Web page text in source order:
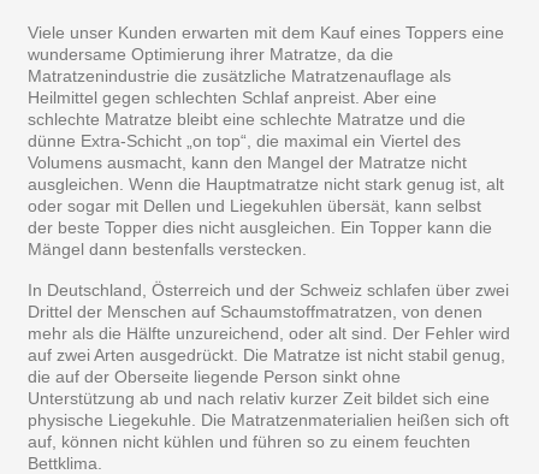
Viele unser Kunden erwarten mit dem Kauf eines Toppers eine
wundersame Optimierung ihrer Matratze, da die
Matratzenindustrie die zusätzliche Matratzenauflage als
Heilmittel gegen schlechten Schlaf anpreist. Aber eine
schlechte Matratze bleibt eine schlechte Matratze und die
dünne Extra-Schicht „on top“, die maximal ein Viertel des
Volumens ausmacht, kann den Mangel der Matratze nicht
ausgleichen. Wenn die Hauptmatratze nicht stark genug ist, alt
oder sogar mit Dellen und Liegekuhlen übersät, kann selbst
der beste Topper dies nicht ausgleichen. Ein Topper kann die
Mängel dann bestenfalls verstecken.
In Deutschland, Österreich und der Schweiz schlafen über zwei
Drittel der Menschen auf Schaumstoffmatratzen, von denen
mehr als die Hälfte unzureichend, oder alt sind. Der Fehler wird
auf zwei Arten ausgedrückt. Die Matratze ist nicht stabil genug,
die auf der Oberseite liegende Person sinkt ohne
Unterstützung ab und nach relativ kurzer Zeit bildet sich eine
physische Liegekuhle. Die Matratzenmaterialien heißen sich oft
auf, können nicht kühlen und führen so zu einem feuchten
Bettklima.